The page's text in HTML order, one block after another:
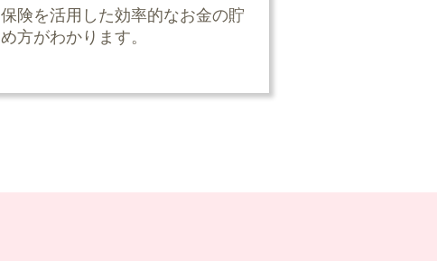
保険を活用した効率的なお金の貯
め方がわかります。